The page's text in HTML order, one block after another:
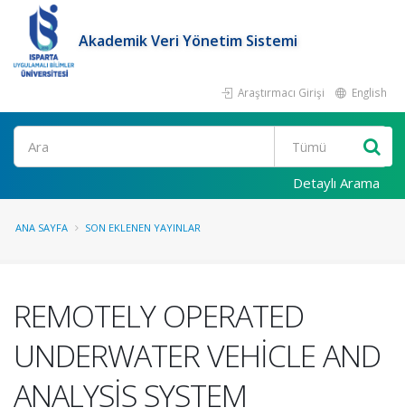
Akademik Veri Yönetim Sistemi
Araştırmacı Girişi English
Ara
Detaylı Arama
ANA SAYFA SON EKLENEN YAYINLAR
REMOTELY OPERATED
UNDERWATER VEHİCLE AND
ANALYSİS SYSTEM